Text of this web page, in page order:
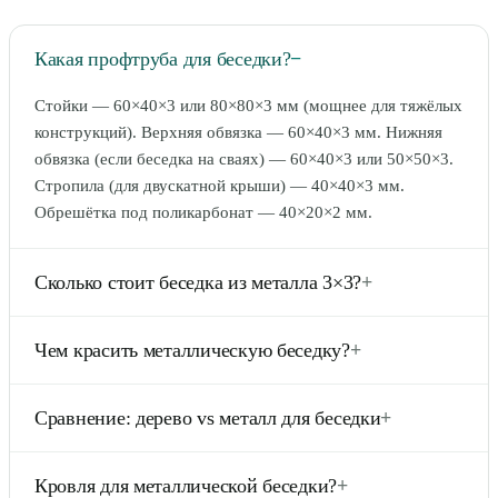
Какая профтруба для беседки?−
Стойки — 60×40×3 или 80×80×3 мм (мощнее для тяжёлых
конструкций). Верхняя обвязка — 60×40×3 мм. Нижняя
обвязка (если беседка на сваях) — 60×40×3 или 50×50×3.
Стропила (для двускатной крыши) — 40×40×3 мм.
Обрешётка под поликарбонат — 40×20×2 мм.
Сколько стоит беседка из металла 3×3?+
Сварочные работы (4–6 стойко-смен по 3–4 тыс. ₽) —
металлокаркас — 30–50 тыс. ₽. Плюс кровля
Чем красить металлическую беседку?+
ПФ-115 (масляная), ПФ-266 — 2 слоя. Срок службы 3–5
покраска: дороже на 200%, срок службы 10+ лет, гладкое
Сравнение: дерево vs металл для беседки+
Дерево теплее на ощупь, эстетичнее, проще в
Кровля для металлической беседки?+